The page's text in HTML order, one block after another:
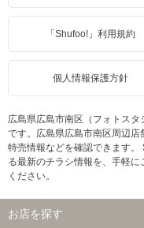
「Shufoo!」利用規約
個人情報保護方針
広島県広島市南区（フォトス
です。広島県広島市南区周辺
特売情報などを確認できます。
る最新のチラシ情報を、手軽
ください。
お店を探す